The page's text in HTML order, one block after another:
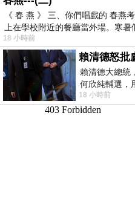
《 春 燕 》 三、你們唱戲的 春燕
上在學校附近的餐廳當外場。寒
18 小時前
賴清德怒批
賴清德大總統
何欣純輔選，
罵她施政滿意
18 小時前